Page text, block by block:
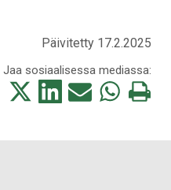
Päivitetty 17.2.2025
Jaa sosiaalisessa mediassa:
Jaa
Jaa
tämä
Jaa
Jaa
Tulosta